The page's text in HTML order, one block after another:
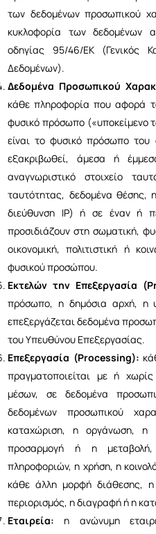
των δεδομένων προσωπικού
κυκλοφορία των δεδομένων
οδηγίας 95/46/ΕΚ (Γενικός
Δεδομένων).
Δεδομένα Προσωπικού
κάθε πληροφορία που αφορά
φυσικό πρόσωπο («υποκείμενο
είναι το φυσικό πρόσωπο
εξακριβωθεί, άμεσα ή
αναγνωριστικό στοιχείο
ταυτότητας, δεδομένα θέσης,
διεύθυνση IP) ή σε έναν ή
προσιδιάζουν στη σωματική,
οικονομική, πολιτιστική ή
φυσικού προσώπου.
Εκτελών την Επεξεργασία
πρόσωπο, η δημόσια αρχή, η
επεξεργάζεται δεδομένα
του Υπευθύνου Επεξεργασίας.
Επεξεργασία (Processing):
πραγματοποιείται με ή
μέσων, σε δεδομένα
δεδομένων προσωπικού
καταχώριση, η οργάνωση,
προσαρμογή ή η
πληροφοριών, η χρήση, η
κάθε άλλη μορφή διάθεσης,
περιορισμός, η διαγραφή ή η
Εταιρεία: η ανώνυμη